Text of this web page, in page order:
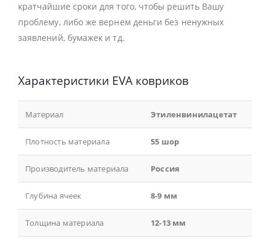
кратчайшие сроки для того, чтобы решить Вашу
проблему, либо же вернем деньги без ненужных
заявлений, бумажек и тд.
Характеристики EVA ковриков
Материал Этиленвинилацетат
Плотность материала 55 шор
Производитель материала Россия
Глубина ячеек 8-9 мм
Толщина материала 12-13 мм